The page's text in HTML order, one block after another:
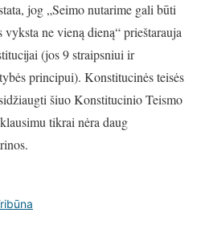
jog „Seimo nutarime gali būti
ne vieną dieną“ prieštarauja
(jos 9 straipsniui ir
principui). Konstitucinės teisės
šiuo Konstitucinio Teismo
tikrai nėra daug